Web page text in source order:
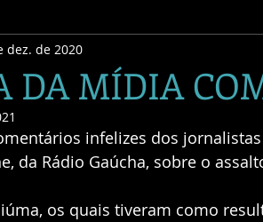
DA MÍDIA
dez. de 2020
infelizes dos
da Rádio Gaúcha, sobre o
os quais tiveram como